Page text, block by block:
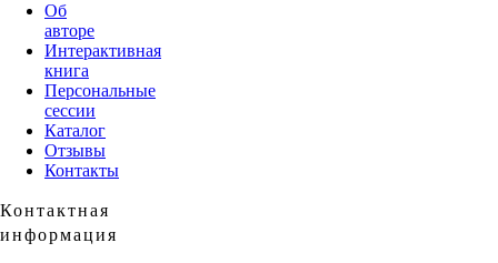
Об
авторе
Интерактивная
книга
Персональные
сессии
Каталог
Отзывы
Контакты
Контактная
информация